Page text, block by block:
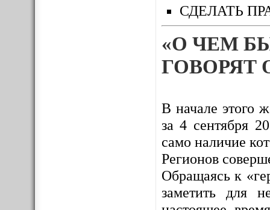
СДЕЛАТЬ
«О ЧЕМ
ГОВОРЯТ
В начале этого
за 4 сентября
само наличие
Регионов
Обращаясь к
заметить для